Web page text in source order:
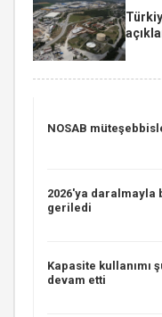
NOSAB
2026'ya daralmayla
geriledi
Kapasite kullanımı
devam etti